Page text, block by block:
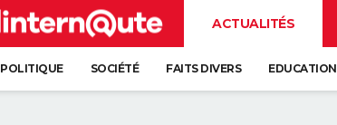
ACTUALITÉS
POLITIQUE SOCIÉTÉ FAITS DIVERS EDUCATION